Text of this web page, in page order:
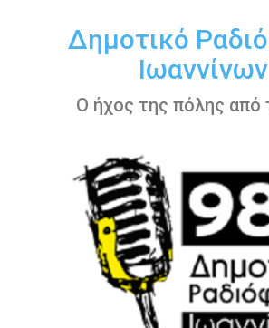
περιεχόμενοΔημοτικό
Ιωαννίνων
Ο ήχος της πόλης από